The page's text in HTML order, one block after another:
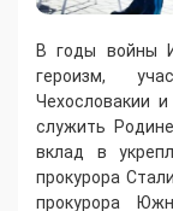
В годы войны
героизм,
Чехословакии
служить
вклад в
прокурора
прокурора